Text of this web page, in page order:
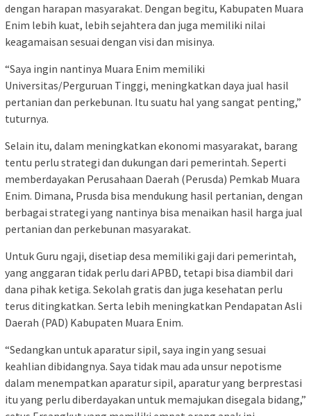
dengan harapan masyarakat. Dengan begitu, Kabupaten Muara
Enim lebih kuat, lebih sejahtera dan juga memiliki nilai
keagamaisan sesuai dengan visi dan misinya.
“Saya ingin nantinya Muara Enim memiliki
Universitas/Perguruan Tinggi, meningkatkan daya jual hasil
pertanian dan perkebunan. Itu suatu hal yang sangat penting,”
tuturnya.
Selain itu, dalam meningkatkan ekonomi masyarakat, barang
tentu perlu strategi dan dukungan dari pemerintah. Seperti
memberdayakan Perusahaan Daerah (Perusda) Pemkab Muara
Enim. Dimana, Prusda bisa mendukung hasil pertanian, dengan
berbagai strategi yang nantinya bisa menaikan hasil harga jual
pertanian dan perkebunan masyarakat.
Untuk Guru ngaji, disetiap desa memiliki gaji dari pemerintah,
yang anggaran tidak perlu dari APBD, tetapi bisa diambil dari
dana pihak ketiga. Sekolah gratis dan juga kesehatan perlu
terus ditingkatkan. Serta lebih meningkatkan Pendapatan Asli
Daerah (PAD) Kabupaten Muara Enim.
“Sedangkan untuk aparatur sipil, saya ingin yang sesuai
keahlian dibidangnya. Saya tidak mau ada unsur nepotisme
dalam menempatkan aparatur sipil, aparatur yang berprestasi
itu yang perlu diberdayakan untuk memajukan disegala bidang,”